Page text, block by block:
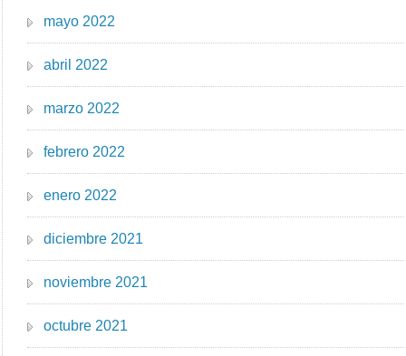
mayo 2022
abril 2022
marzo 2022
febrero 2022
enero 2022
diciembre 2021
noviembre 2021
octubre 2021